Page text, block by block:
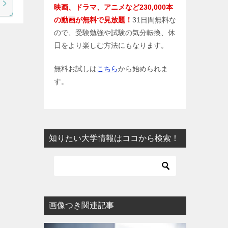
映画、ドラマ、アニメなど230,000本
の動画が無料で見放題！ 31日間無料な
ので、受験勉強や試験の気分転換、休
日をより楽しむ方法にもなります。
無料お試しはこちらから始められま
す。
知りたい大学情報はココから検索！
画像つき関連記事